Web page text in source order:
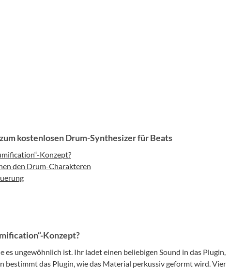
kostenlosen Drum-Synthesizer für Beats
Konzept?
den Drum-Charakteren
Konzept?
es ungewöhnlich ist. Ihr ladet einen beliebigen Sound in das Plugin,
bestimmt das Plugin, wie das Material perkussiv geformt wird. Vier